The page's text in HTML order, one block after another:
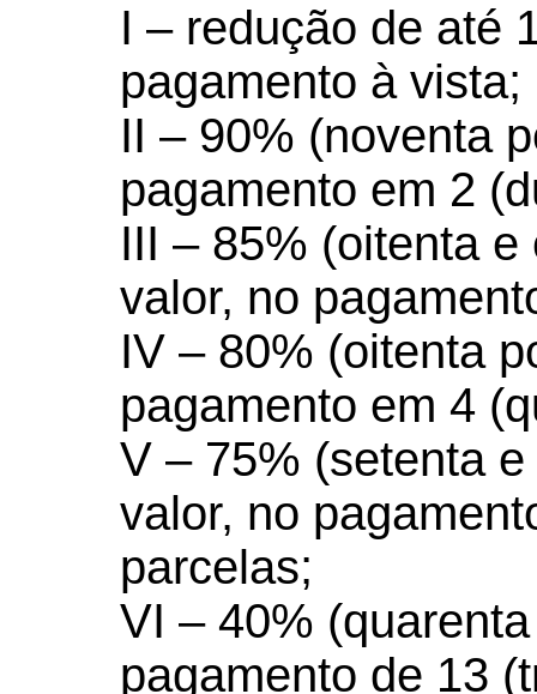
I – redução de até
pagamento à vista;
II – 90% (noventa
pagamento em 2
III – 85% (oitenta
valor, no
IV – 80% (oitenta
pagamento em 4
V – 75% (setenta
valor, no
parcelas;
VI – 40%
pagamento de 13